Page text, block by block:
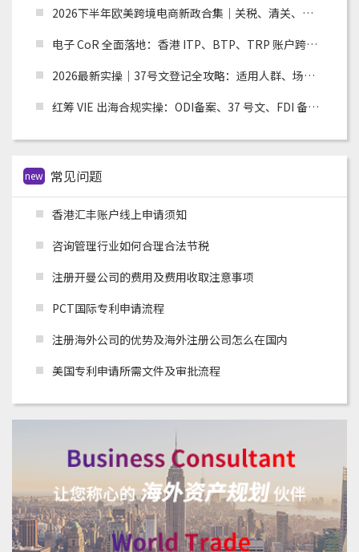
2026下半年欧美跨境电商新政合集｜关税、清关、环保合规全面收紧，卖家如何应对？
电子 CoR 全面落地：香港 ITP、BTP、TRP 账户跨境税务合规实操指南
2026最新实操｜37号文登记全攻略：适用人群、场景、流程及材料清单
红筹 VIE 出海合规实操：ODI备案、37 号文、FDI 备案适用场景全解析
new 常见问题
香港汇丰账户线上申请须知
咨询管理行业如何合理合法节税
注册开曼公司的费用及费用收取注意事项
PCT国际专利申请流程
注册海外公司的优势及海外注册公司怎么在国内
美国专利申请所需文件及审批流程